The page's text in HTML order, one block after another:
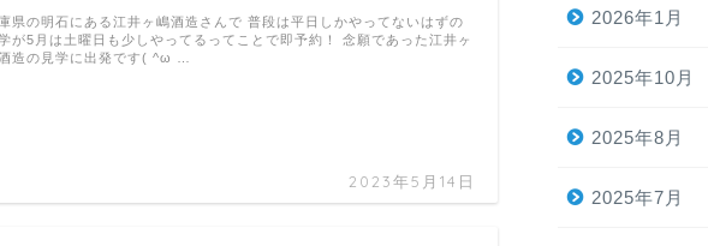
2023年5月14日
県の明石にある江井ヶ嶋酒造さんで 普段は平日しかやってないはずの
が5月は土曜日も少しやってるってことで即予約！ 念願であった江井ヶ
造の見学に出発です( ^ω …
2026年1月
2025年10月
2025年8月
2025年7月